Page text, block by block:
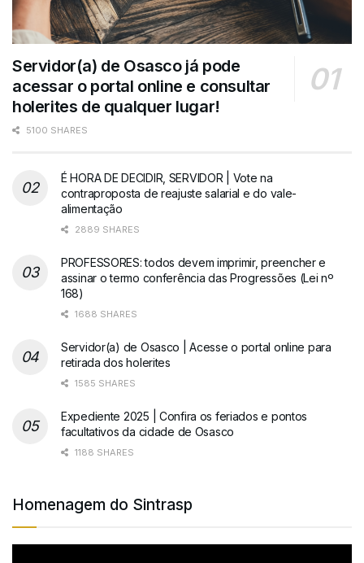
Servidor(a) de Osasco já pode
acessar o portal online e consultar
holerites de qualquer lugar!
5100 SHARES
É HORA DE DECIDIR, SERVIDOR | Vote na
contraproposta de reajuste salarial e do vale-
alimentação
2889 SHARES
PROFESSORES: todos devem imprimir, preencher e
assinar o termo conferência das Progressões (Lei nº
168)
1688 SHARES
Servidor(a) de Osasco | Acesse o portal online para
retirada dos holerites
1585 SHARES
Expediente 2025 | Confira os feriados e pontos
facultativos da cidade de Osasco
1188 SHARES
Homenagem do Sintrasp